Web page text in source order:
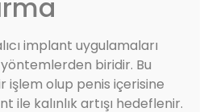
implant uygulamaları
biridir. Bu
olup penis içerisine
ile kalınlık artışı hedeflenir.